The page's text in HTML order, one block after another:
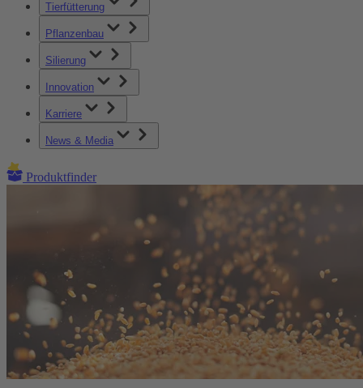
Tierfütterung
Pflanzenbau
Silierung
Innovation
Karriere
News & Media
Produktfinder